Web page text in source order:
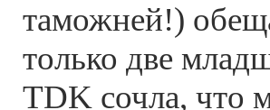
таможней!)
только две
TDK сочла, что